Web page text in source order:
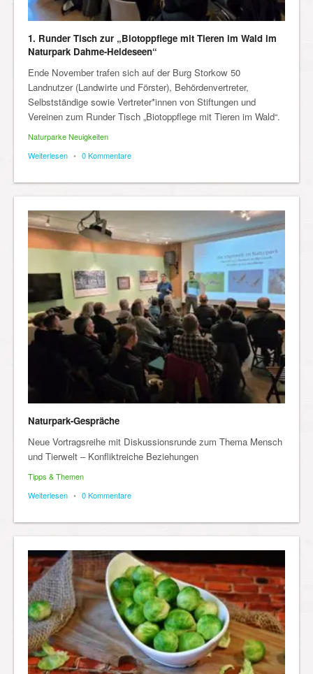
1. Runder Tisch zur „Biotoppflege mit Tieren im Wald im
Naturpark Dahme-Heideseen“
Ende November trafen sich auf der Burg Storkow 50
Landnutzer (Landwirte und Förster), Behördenvertreter,
Selbstständige sowie Vertreter*innen von Stiftungen und
Vereinen zum Runder Tisch „Biotoppflege mit Tieren im Wald“.
Naturparke Neuigkeiten
Weiterlesen • 0 Kommentare
Naturpark-Gespräche
Neue Vortragsreihe mit Diskussionsrunde zum Thema Mensch
und Tierwelt – Konfliktreiche Beziehungen
Tipps & Themen
Weiterlesen • 0 Kommentare